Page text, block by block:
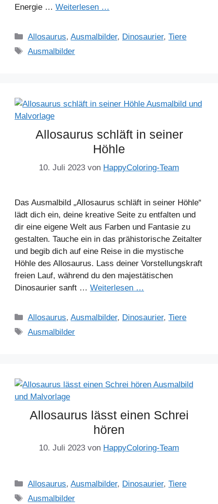
Energie … Weiterlesen …
Kategorien
Allosaurus,Ausmalbilder, Dinosaurier,Tiere
Schlagwörter
Ausmalbilder
Allosaurus schläft in seiner
Höhle
10. Juli 2023 von HappyColoring-Team
Das Ausmalbild „Allosaurus schläft in seiner Höhle“
lädt dich ein, deine kreative Seite zu entfalten und
dir eine eigene Welt aus Farben und Fantasie zu
gestalten. Tauche ein in das prähistorische Zeitalter
und begib dich auf eine Reise in die mystische
Höhle des Allosaurus. Lass deiner Vorstellungskraft
freien Lauf, während du den majestätischen
Dinosaurier sanft … Weiterlesen …
Kategorien
Allosaurus,Ausmalbilder, Dinosaurier,Tiere
Schlagwörter
Ausmalbilder
Allosaurus lässt einen Schrei
hören
10. Juli 2023 von HappyColoring-Team
Kategorien
Allosaurus,Ausmalbilder, Dinosaurier,Tiere
Schlagwörter
Ausmalbilder